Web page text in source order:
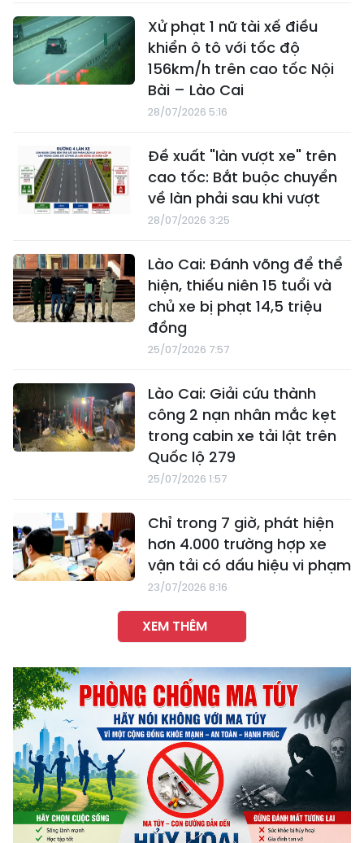
Xử phạt 1 nữ tài xế điều
khiển ô tô với tốc độ
156km/h trên cao tốc Nội
Bài – Lào Cai
28/07/2026 5:16
Đề xuất "làn vượt xe" trên
cao tốc: Bắt buộc chuyển
về làn phải sau khi vượt
28/07/2026 3:25
Lào Cai: Đánh võng để thể
hiện, thiếu niên 15 tuổi và
chủ xe bị phạt 14,5 triệu
đồng
25/07/2026 7:57
Lào Cai: Giải cứu thành
công 2 nạn nhân mắc kẹt
trong cabin xe tải lật trên
Quốc lộ 279
25/07/2026 1:57
Chỉ trong 7 giờ, phát hiện
hơn 4.000 trường hợp xe
vận tải có dấu hiệu vi phạm
23/07/2026 8:16
XEM THÊM